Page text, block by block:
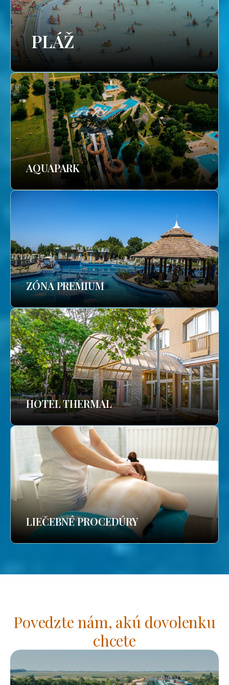
PLÁŽ
AQUAPARK
ZÓNA PREMIUM
HOTEL THERMAL
LIEČEBNÉ PROCEDÚRY
Povedzte nám, akú dovolenku
chcete